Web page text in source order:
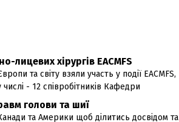
хірургів EACMFS
та світу взяли участь у події EACMFS,
- 12 співробітників Кафедри
голови та шиї
та Америки щоб ділитись досвідом та